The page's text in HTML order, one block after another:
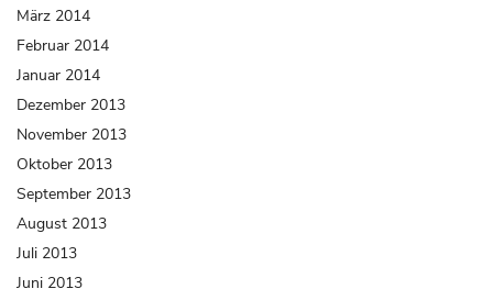
März 2014
Februar 2014
Januar 2014
Dezember 2013
November 2013
Oktober 2013
September 2013
August 2013
Juli 2013
Juni 2013